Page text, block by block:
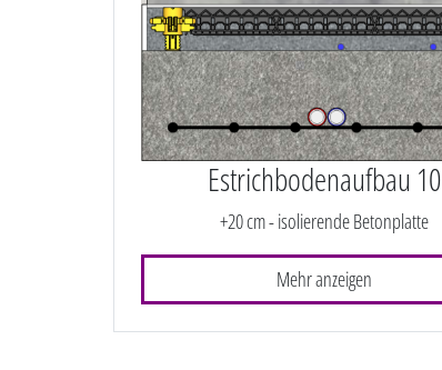
Estrichbodenaufbau 10
+20 cm - isolierende Betonplatte
Mehr anzeigen